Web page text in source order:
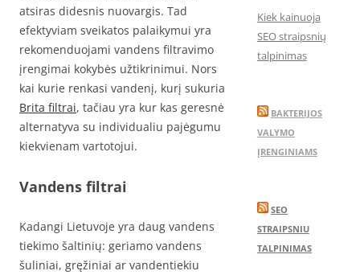
atsiras didesnis nuovargis. Tad
efektyviam sveikatos palaikymui yra
rekomenduojami vandens filtravimo
įrengimai kokybės užtikrinimui. Nors
kai kurie renkasi vandenį, kurį sukuria
Brita filtrai, tačiau yra kur kas geresnė
alternatyva su individualiu pajėgumu
kiekvienam vartotojui.
Vandens filtrai
Kadangi Lietuvoje yra daug vandens
tiekimo šaltinių: geriamo vandens
šuliniai, gręžiniai ar vandentiekiu
Kiek kainuoja
SEO straipsnių
talpinimas
BAKTERIJOS
VALYMO
ĮRENGINIAMS
SEO
STRAIPSNIU
TALPINIMAS